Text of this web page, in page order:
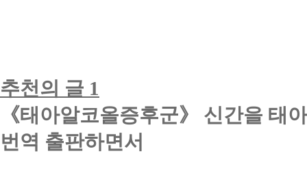
추천의 글 1
《태아알코올증후군》 신간을 태
번역 출판하면서